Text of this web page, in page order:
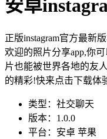
安卓
正版instagram官方最新
欢迎的照片分享app,你
片也能被世界各地的友
的精彩!快来点击下载体
类型：社交聊天
版本：1.0.0
平台：安卓 苹果